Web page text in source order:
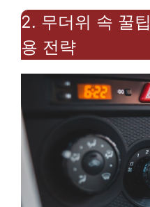
2. 무더위 속 꿀
용 전략